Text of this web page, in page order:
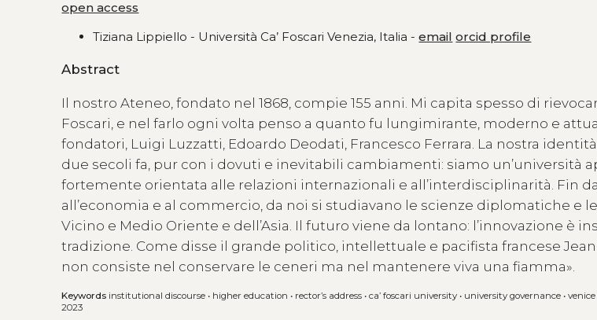
open access
Tiziana Lippiello - Università Ca’ Foscari Venezia, Italia -email orcid profile
Abstract
Il nostro Ateneo, fondato nel 1868, compie 155 anni. Mi capita spesso di
Foscari, e nel farlo ogni volta penso a quanto fu lungimirante, moderno e
fondatori, Luigi Luzzatti, Edoardo Deodati, Francesco Ferrara. La nostra
due secoli fa, pur con i dovuti e inevitabili cambiamenti: siamo un’università
fortemente orientata alle relazioni internazionali e all’interdisciplinarità. Fin
all’economia e al commercio, da noi si studiavano le scienze diplomatiche e
Vicino e Medio Oriente e dell’Asia. Il futuro viene da lontano: l’innovazione è
tradizione. Come disse il grande politico, intellettuale e pacifista francese Jean
non consiste nel conservare le ceneri ma nel mantenere viva una fiamma».
Keywords institutional discourse • higher education • rector’s address •ca’ foscari university • university governance •
2023